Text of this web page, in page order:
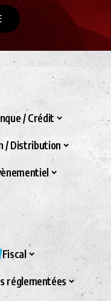
/ Crédit
/ Distribution
Fiscal
réglementées